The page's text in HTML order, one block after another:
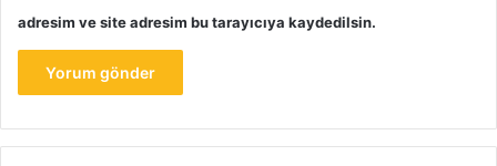
adresim ve site adresim bu tarayıcıya kaydedilsin.